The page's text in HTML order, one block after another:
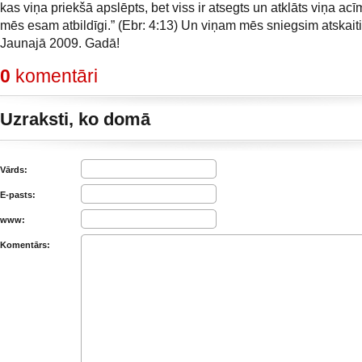
kas viņa priekšā apslēpts, bet viss ir atsegts un atklāts viņa
mēs esam atbildīgi.” (Ebr: 4:13) Un viņam mēs sniegsim
Jaunajā 2009. Gadā!
0 komentāri
Uzraksti, ko domā
Vārds:
E-pasts:
www:
Komentārs: